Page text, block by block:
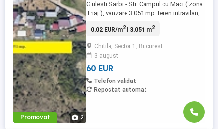
Promovat 2
Giulesti Sarbi - Str. Campul cu Maci ( zona
Triaj ), vanzare 3.051 mp. teren intravilan,
locuinte, depozitare, productie, etc .
0,02 EUR/m2| 3,051 m2
Chitila, Sector 1, Bucuresti
3 august
60 EUR
Telefon validat
Repostat automat